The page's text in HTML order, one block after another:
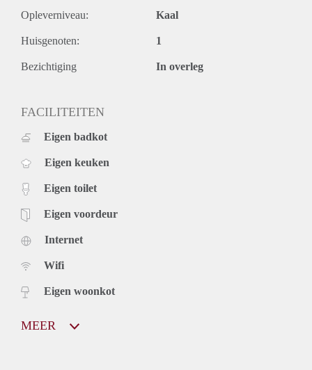
Opleverniveau: Kaal
Huisgenoten: 1
Bezichtiging In overleg
FACILITEITEN
Eigen badkot
Eigen keuken
Eigen toilet
Eigen voordeur
Internet
Wifi
Eigen woonkot
MEER